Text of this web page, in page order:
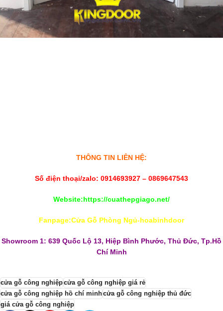
THÔNG TIN LIÊN HỆ:
Số điện thoại/zalo: 0914693927 – 0869647543
Website:https://cuathepgiago.net/
Fanpage:Cửa Gỗ Phòng Ngủ-hoabinhdoor
Showroom 1: 639 Quốc Lộ 13, Hiệp Bình Phước, Thủ Đức, Tp.Hồ
Chí Minh
cửa gỗ công nghiệpcửa gỗ công nghiệp giá rẻ
cửa gỗ công nghiệp hồ chí minhcửa gỗ công nghiệp thủ đức
giá cửa gỗ công nghiệp